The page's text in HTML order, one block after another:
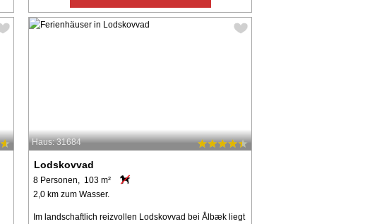
Haus: 31684
Lodskovvad
8 Personen, 103 m²
2,0 km zum Wasser.
Im landschaftlich reizvollen Lodskovvad bei Ålbæk liegt